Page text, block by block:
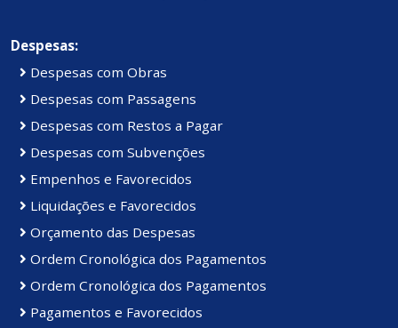
Despesas:
Despesas com Obras
Despesas com Passagens
Despesas com Restos a Pagar
Despesas com Subvenções
Empenhos e Favorecidos
Liquidações e Favorecidos
Orçamento das Despesas
Ordem Cronológica dos Pagamentos
Ordem Cronológica dos Pagamentos
Pagamentos e Favorecidos